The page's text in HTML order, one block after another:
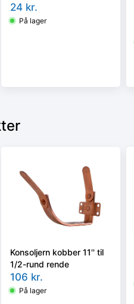
24 kr.
På lager
Konsoljern kobber 11'' til
1/2-rund rende
106 kr.
På lager